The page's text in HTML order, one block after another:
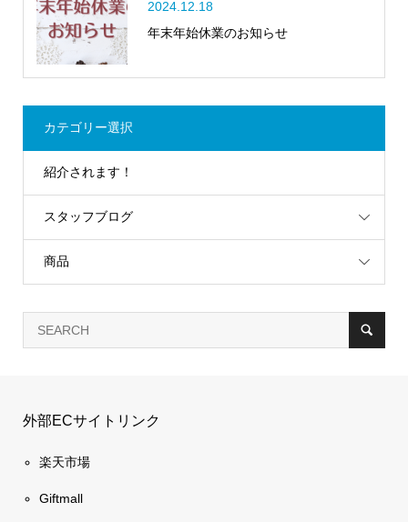
2024.12.18
年末年始休業のお知らせ
カテゴリー選択
紹介されます！
スタッフブログ
商品
外部ECサイトリンク
楽天市場
Giftmall